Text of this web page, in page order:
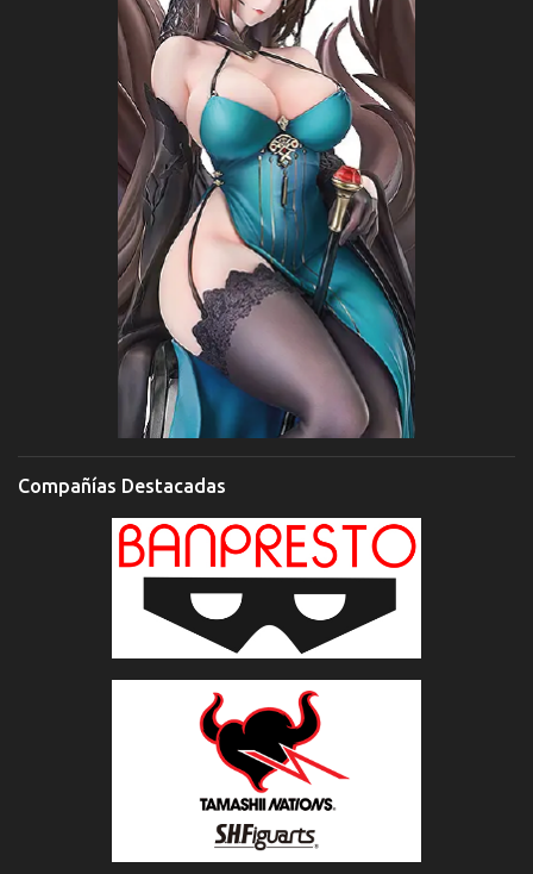
Compañías Destacadas